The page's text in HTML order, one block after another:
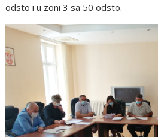
odsto i u zoni 3 sa 50 odsto.